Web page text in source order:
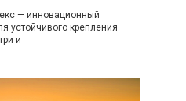
— инновационный
устойчивого крепления
и